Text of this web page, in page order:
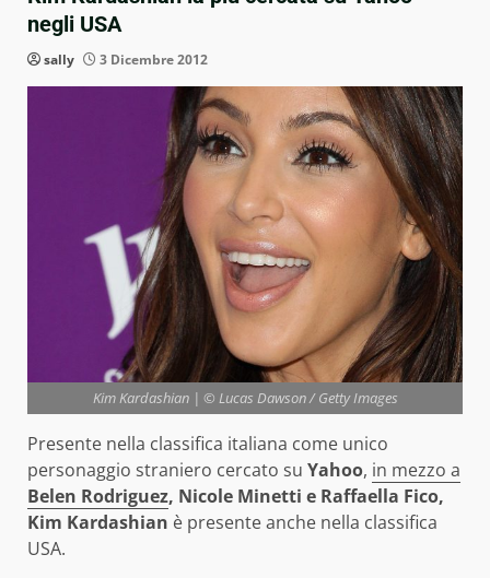
negli USA
sally 3 Dicembre 2012
Kim Kardashian | © Lucas Dawson / Getty Images
Presente nella classifica italiana come unico
personaggio straniero cercato su Yahoo, in mezzo a
Belen Rodriguez, Nicole Minetti e Raffaella Fico,
Kim Kardashian è presente anche nella classifica
USA.